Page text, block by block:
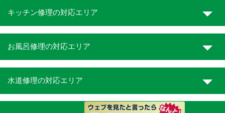
キッチン修理の対応エリア
お風呂修理の対応エリア
水道修理の対応エリア